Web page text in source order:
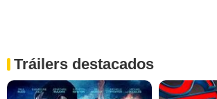
Tráilers destacados